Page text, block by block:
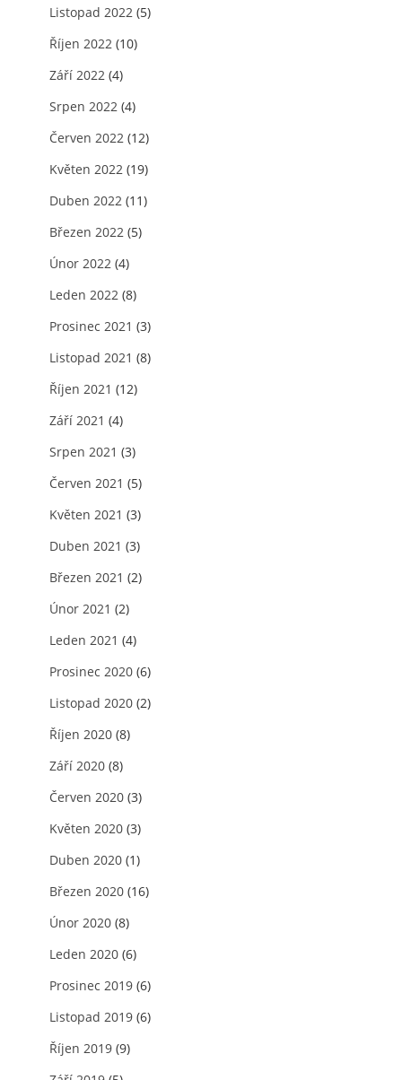
Listopad 2022 (5)
Říjen 2022 (10)
Září 2022 (4)
Srpen 2022 (4)
Červen 2022 (12)
Květen 2022 (19)
Duben 2022 (11)
Březen 2022 (5)
Únor 2022 (4)
Leden 2022 (8)
Prosinec 2021 (3)
Listopad 2021 (8)
Říjen 2021 (12)
Září 2021 (4)
Srpen 2021 (3)
Červen 2021 (5)
Květen 2021 (3)
Duben 2021 (3)
Březen 2021 (2)
Únor 2021 (2)
Leden 2021 (4)
Prosinec 2020 (6)
Listopad 2020 (2)
Říjen 2020 (8)
Září 2020 (8)
Červen 2020 (3)
Květen 2020 (3)
Duben 2020 (1)
Březen 2020 (16)
Únor 2020 (8)
Leden 2020 (6)
Prosinec 2019 (6)
Listopad 2019 (6)
Říjen 2019 (9)